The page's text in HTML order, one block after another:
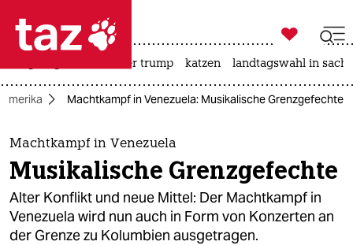
 taz zahl ich
taz zahl ich
themen
politik
öko

taz zahl ich
usa unter trump katzen landtagswahl in
Amerika Machtkampf in Venezuela: Musikalische Grenzgefechte
Machtkampf in Venezuela
Musikalische Grenzgefechte
Alter Konflikt und neue Mittel: Der Machtkampf in
Venezuela wird nun auch in Form von Konzerten an
der Grenze zu Kolumbien ausgetragen.